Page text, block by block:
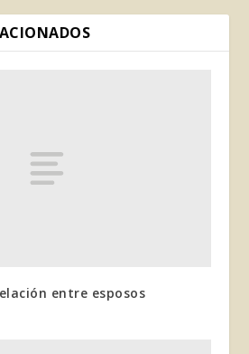
entre esposos